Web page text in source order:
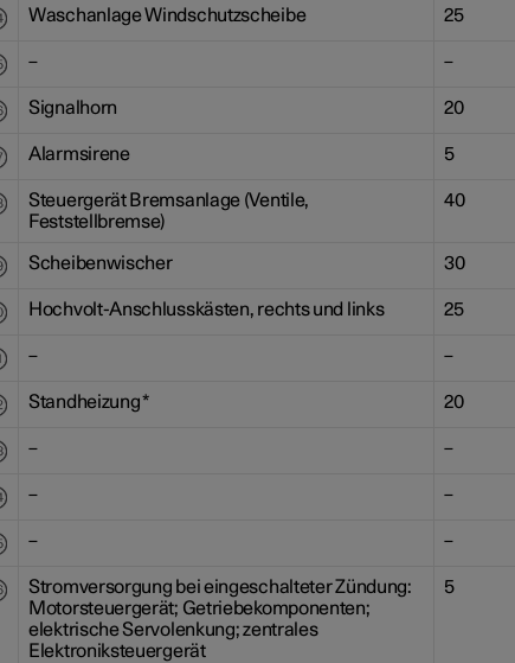
Waschanlage Windschutzscheibe 25
– –
Signalhorn 20
Alarmsirene 5
Steuergerät Bremsanlage (Ventile,
Feststellbremse)
40
Scheibenwischer 30
Hochvolt-Anschlusskästen, rechts und links 25
– –
Standheizung* 20
– –
– –
– –
Stromversorgung bei eingeschalteter Zündung:
Motorsteuergerät; Getriebekomponenten;
elektrische Servolenkung; zentrales
Elektroniksteuergerät
5